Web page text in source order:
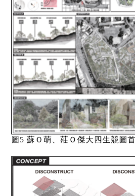
圖5 蘇Ｏ萌、莊Ｏ傑大四生競圖